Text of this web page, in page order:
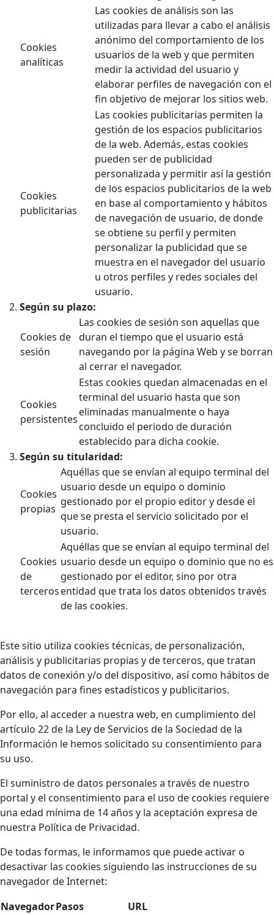
Cookies
analíticas
Las cookies de análisis son las
utilizadas para llevar a cabo el análisis
anónimo del comportamiento de los
usuarios de la web y que permiten
medir la actividad del usuario y
elaborar perfiles de navegación con el
fin objetivo de mejorar los sitios web.
Cookies
publicitarias
Las cookies publicitarias permiten la
gestión de los espacios publicitarios
de la web. Además, estas cookies
pueden ser de publicidad
personalizada y permitir así la gestión
de los espacios publicitarios de la web
en base al comportamiento y hábitos
de navegación de usuario, de donde
se obtiene su perfil y permiten
personalizar la publicidad que se
muestra en el navegador del usuario
u otros perfiles y redes sociales del
usuario.
Según su plazo:
Cookies de
sesión
Las cookies de sesión son aquellas que
duran el tiempo que el usuario está
navegando por la página Web y se borran
al cerrar el navegador.
Cookies
persistentes
Estas cookies quedan almacenadas en el
terminal del usuario hasta que son
eliminadas manualmente o haya
concluido el periodo de duración
establecido para dicha cookie.
Según su titularidad:
Cookies
propias
Aquéllas que se envían al equipo terminal del
usuario desde un equipo o dominio
gestionado por el propio editor y desde el
que se presta el servicio solicitado por el
usuario.
Cookies
de
terceros
Aquéllas que se envían al equipo terminal del
usuario desde un equipo o dominio que no es
gestionado por el editor, sino por otra
entidad que trata los datos obtenidos través
de las cookies.
Este sitio utiliza cookies técnicas, de personalización,
análisis y publicitarias propias y de terceros, que tratan
datos de conexión y/o del dispositivo, así como hábitos de
navegación para fines estadísticos y publicitarios.
Por ello, al acceder a nuestra web, en cumplimiento del
artículo 22 de la Ley de Servicios de la Sociedad de la
Información le hemos solicitado su consentimiento para
su uso.
El suministro de datos personales a través de nuestro
portal y el consentimiento para el uso de cookies requiere
una edad mínima de 14 años y la aceptación expresa de
nuestra Política de Privacidad.
De todas formas, le informamos que puede activar o
desactivar las cookies siguiendo las instrucciones de su
navegador de Internet:
NavegadorPasos URL